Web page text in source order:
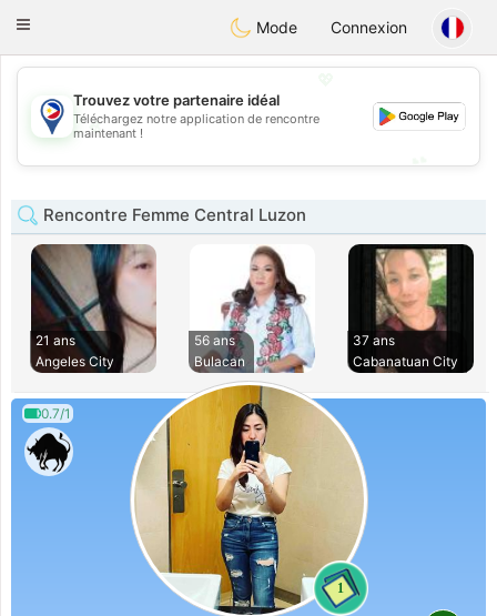
PhilippinesChat
Toggle
Mode Connexion
💖
💕
Trouvez votre partenaire idéal
Téléchargez notre application de rencontre
maintenant !
Rencontre Femme Central Luzon
21 ans
Angeles City
56 ans
Bulacan
37 ans
Cabanatuan City
0.7/1
1